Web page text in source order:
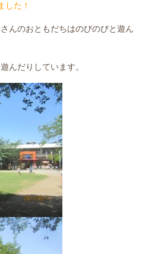
した！
んのおともだちはのびのびと遊ん
んだりしています。